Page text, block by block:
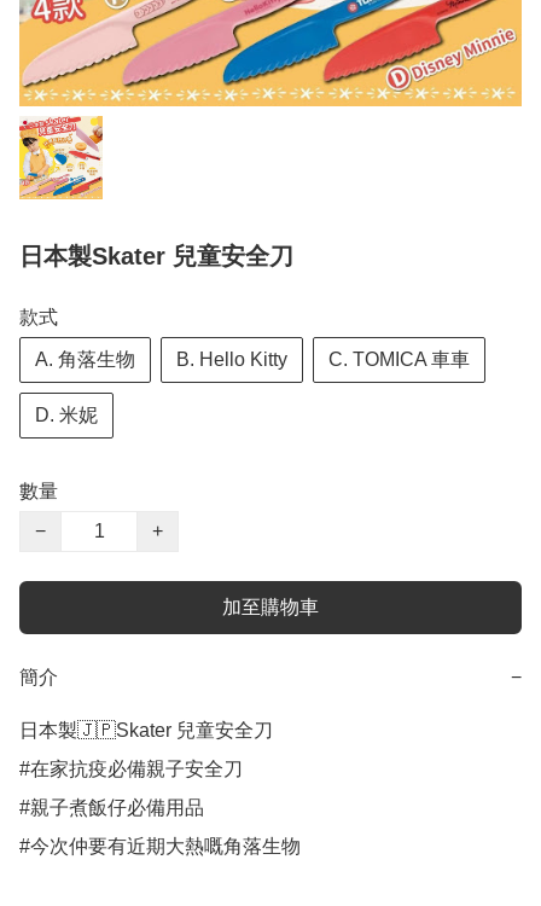
日本製Skater 兒童安全刀
款式
A. 角落生物 B. Hello Kitty C. TOMICA 車車
D. 米妮
數量
−
+
加至購物車
簡介 −
日本製🇯🇵Skater 兒童安全刀
#在家抗疫必備親子安全刀
#親子煮飯仔必備用品
#今次仲要有近期大熱嘅角落生物